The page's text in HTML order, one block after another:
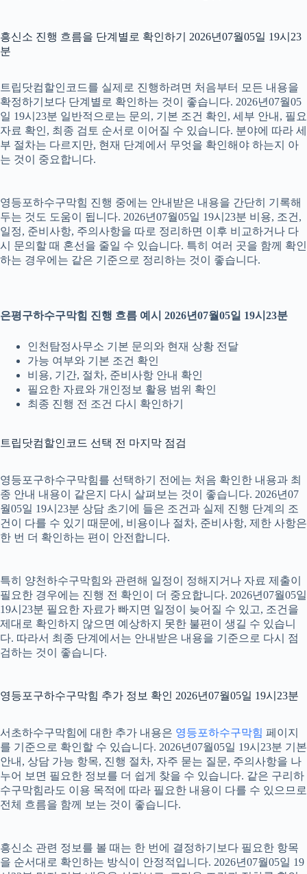
흥신소 진행 흐름을 단계별로 확인하기 2026년07월05일 19시23
분
트립닷컴할인코드를 실제로 진행하려면 처음부터 모든 내용을
확정하기보다 단계별로 확인하는 것이 좋습니다. 2026년07월05
일 19시23분 일반적으로는 문의, 기본 조건 확인, 세부 안내, 필요
자료 확인, 최종 검토 순서로 이어질 수 있습니다. 분야에 따라 세
부 절차는 다르지만, 현재 단계에서 무엇을 확인해야 하는지 아
는 것이 중요합니다.
영등포하수구막힘 진행 중에는 안내받은 내용을 간단히 기록해
두는 것도 도움이 됩니다. 2026년07월05일 19시23분 비용, 조건,
일정, 준비사항, 주의사항을 따로 정리하면 이후 비교하거나 다
시 문의할 때 혼선을 줄일 수 있습니다. 특히 여러 곳을 함께 확인
하는 경우에는 같은 기준으로 정리하는 것이 좋습니다.
은평구하수구막힘 진행 흐름 예시 2026년07월05일 19시23분
인천탐정사무소 기본 문의와 현재 상황 전달
가능 여부와 기본 조건 확인
비용, 기간, 절차, 준비사항 안내 확인
필요한 자료와 개인정보 활용 범위 확인
최종 진행 전 조건 다시 확인하기
트립닷컴할인코드 선택 전 마지막 점검
영등포구하수구막힘를 선택하기 전에는 처음 확인한 내용과 최
종 안내 내용이 같은지 다시 살펴보는 것이 좋습니다. 2026년07
월05일 19시23분 상담 초기에 들은 조건과 실제 진행 단계의 조
건이 다를 수 있기 때문에, 비용이나 절차, 준비사항, 제한 사항은
한 번 더 확인하는 편이 안전합니다.
특히 양천하수구막힘와 관련해 일정이 정해지거나 자료 제출이
필요한 경우에는 진행 전 확인이 더 중요합니다. 2026년07월05일
19시23분 필요한 자료가 빠지면 일정이 늦어질 수 있고, 조건을
제대로 확인하지 않으면 예상하지 못한 불편이 생길 수 있습니
다. 따라서 최종 단계에서는 안내받은 내용을 기준으로 다시 점
검하는 것이 좋습니다.
영등포구하수구막힘 추가 정보 확인 2026년07월05일 19시23분
서초하수구막힘에 대한 추가 내용은 영등포하수구막힘 페이지
를 기준으로 확인할 수 있습니다. 2026년07월05일 19시23분 기본
안내, 상담 가능 항목, 진행 절차, 자주 묻는 질문, 주의사항을 나
누어 보면 필요한 정보를 더 쉽게 찾을 수 있습니다. 같은 구리하
수구막힘라도 이용 목적에 따라 필요한 내용이 다를 수 있으므로
전체 흐름을 함께 보는 것이 좋습니다.
흥신소 관련 정보를 볼 때는 한 번에 결정하기보다 필요한 항목
을 순서대로 확인하는 방식이 안정적입니다. 2026년07월05일 19